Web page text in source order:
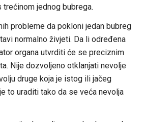
jednog bubrega.
probleme da pokloni jedan bubreg
normalno živjeti. Da li određena
organa utvrditi će se preciznim
Nije dozvoljeno otklanjati nevolje
druge koja je istog ili jačeg
to uraditi tako da se veća nevolja